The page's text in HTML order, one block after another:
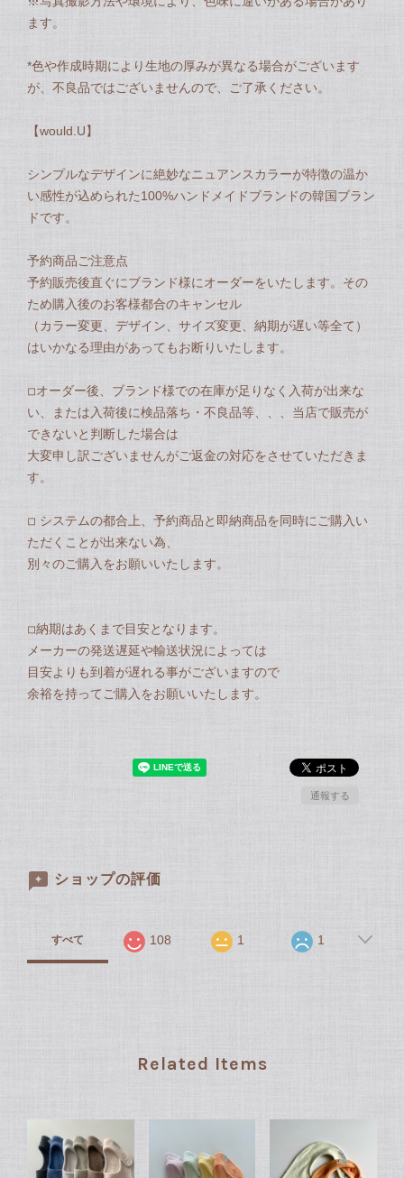
ます。
*色や作成時期により生地の厚みが異なる場合がございます
が、不良品ではございませんので、ご了承ください。
【would.U】
シンプルなデザインに絶妙なニュアンスカラーが特徴の温か
い感性が込められた100%ハンドメイドブランドの韓国ブラン
ドです。
予約商品ご注意点
予約販売後直ぐにブランド様にオーダーをいたします。その
ため購入後のお客様都合のキャンセル
（カラー変更、デザイン、サイズ変更、納期が遅い等全て）
はいかなる理由があってもお断りいたします。
◽︎オーダー後、ブランド様での在庫が足りなく入荷が出来な
い、または入荷後に検品落ち・不良品等、、、当店で販売が
できないと判断した場合は
大変申し訳ございませんがご返金の対応をさせていただきま
す。
◽︎ システムの都合上、予約商品と即納商品を同時にご購入い
ただくことが出来ない為、
別々のご購入をお願いいたします。
◽︎納期はあくまで目安となります。
メーカーの発送遅延や輸送状況によっては
目安よりも到着が遅れる事がございますので
余裕を持ってご購入をお願いいたします。
通報する
ショップの評価
すべて 108 1 1
Related Items